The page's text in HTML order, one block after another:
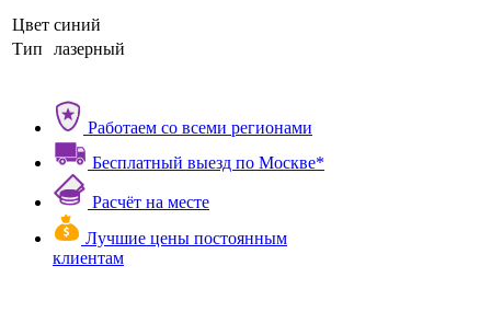
Цвет синий
Тип
лазерный
Работаем со всеми регионами
Бесплатный выезд по Москве*
Расчёт на месте
Лучшие цены постоянным
клиентам